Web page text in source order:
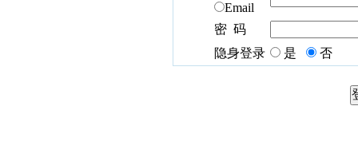
Email
密 码
隐身登录
是 否